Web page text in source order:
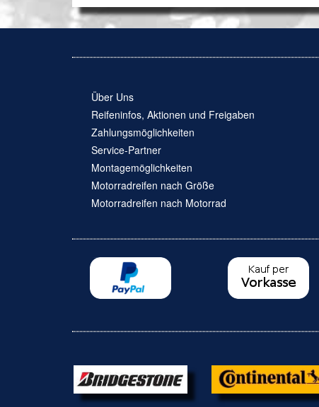
Über Uns
Reifeninfos, Aktionen und Freigaben
Zahlungsmöglichkeiten
Service-Partner
Montagemöglichkeiten
Motorradreifen nach Größe
Motorradreifen nach Motorrad